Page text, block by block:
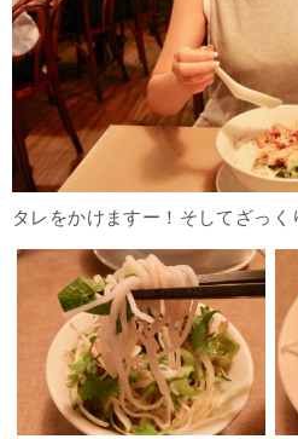
タレをかけますー！そしてざっく